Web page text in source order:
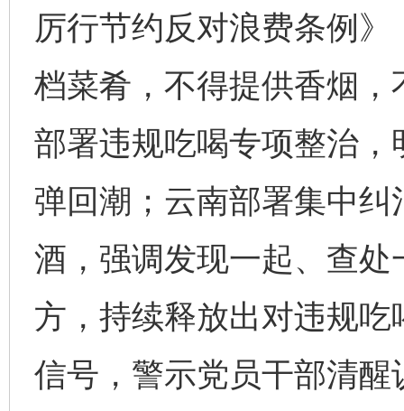
厉行节约反对浪费条例
档菜肴，不得提供香烟，
部署违规吃喝专项整治
弹回潮；云南部署集中
酒，强调发现一起、查
方，持续释放出对违规
信号，警示党员干部清